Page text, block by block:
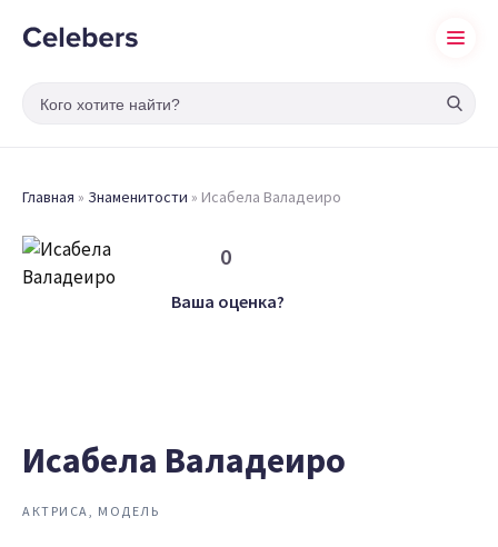
Главная » Знаменитости » Исабела Валадеиро
0
Ваша оценка?
Исабела Валадеиро
АКТРИСА, МОДЕЛЬ